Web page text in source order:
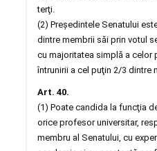
terţi.
(2) Preşedintele Senatului
dintre membrii săi prin votul
cu majoritatea simplă a celor
întrunirii a cel puţin 2/3 dintre
Art. 40.
(1) Poate candida la funcţia
orice profesor universitar,
membru al Senatului, cu